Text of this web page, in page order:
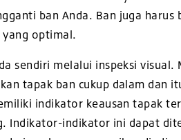
ban Anda. Ban juga
yang optimal.
sendiri melalui inspeksi
tapak ban cukup dalam dan
indikator keausan tapak
Indikator-indikator ini dapat